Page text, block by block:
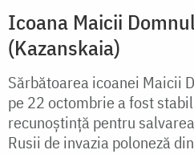
Icoana Maicii
(Kazanskaia)
Sărbătoarea icoanei Maicii
pe 22 octombrie a fost
recunoștință pentru
Rusii de invazia poloneză